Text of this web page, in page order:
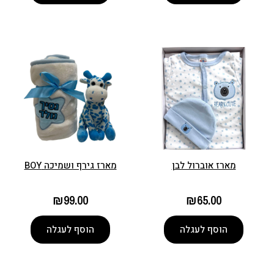
מארז אוברול לבן
₪65.00
הוסף לעגלה
מארז גירף ושמיכה BOY
₪99.00
הוסף לעגלה